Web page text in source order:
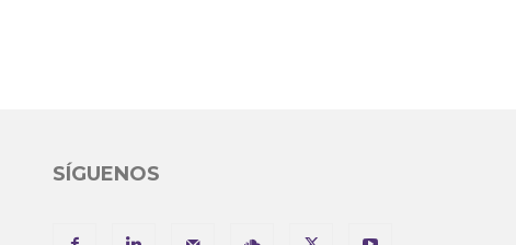
SÍGUENOS